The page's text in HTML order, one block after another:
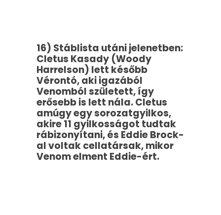
16) Stáblista utáni jelenetben:
Cletus Kasady (Woody
Harrelson) lett később
Vérontó, aki igazából
Venomból született, így
erősebb is lett nála. Cletus
amúgy egy sorozatgyilkos,
akire 11 gyilkosságot tudtak
rábizonyítani, és Eddie Brock-
al voltak cellatársak, mikor
Venom elment Eddie-ért.